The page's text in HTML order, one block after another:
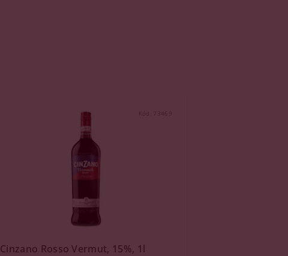
Kód: 73469
Cinzano Rosso Vermut, 15%, 1l